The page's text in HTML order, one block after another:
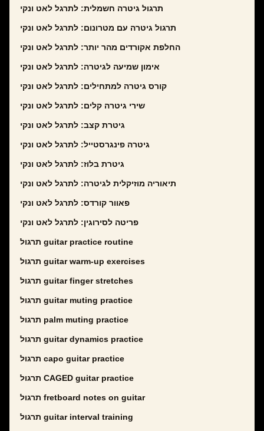
תרגול גיטרה חשמלית: לתרגל לאט ונקי
תרגול גיטרה עם מטרונום: לתרגל לאט ונקי
החלפת אקורדים מהר יותר: לתרגל לאט ונקי
אימון שמיעה לגיטרה: לתרגל לאט ונקי
קורס גיטרה למתחילים: לתרגל לאט ונקי
שירי גיטרה קלים: לתרגל לאט ונקי
גיטרת קצב: לתרגל לאט ונקי
גיטרה פינגרסטייל: לתרגל לאט ונקי
גיטרת בלוז: לתרגל לאט ונקי
תיאוריה מוזיקלית לגיטרה: לתרגל לאט ונקי
פאוור קורדס: לתרגל לאט ונקי
פריטה לסירוגין: לתרגל לאט ונקי
תרגול guitar practice routine
תרגול guitar warm-up exercises
תרגול guitar finger stretches
תרגול guitar muting practice
תרגול palm muting practice
תרגול guitar dynamics practice
תרגול capo guitar practice
תרגול CAGED guitar practice
תרגול fretboard notes on guitar
תרגול guitar interval training